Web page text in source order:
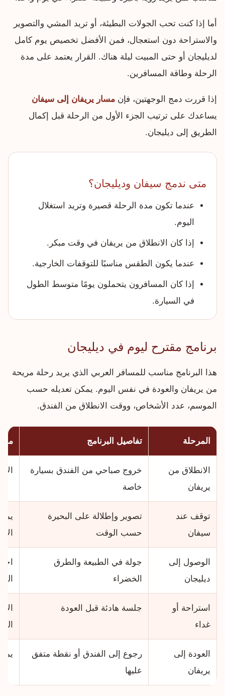
أما إذا كنت تحب الجولات البطيئة، أو تريد المشي والتصوير
والاستراحة دون استعجال، فمن الأفضل تخصيص يوم كامل
لديليجان أو حتى المبيت ليلة هناك. القرار يعتمد على مدة
الرحلة وطاقة المسافرين.
إذا قررت دمج الوجهتين، فإن مسار يريفان إلى سيفان
يساعدك على ترتيب الجزء الأول من الرحلة قبل إكمال
الطريق إلى ديليجان.
متى ندمج سيفان وديليجان؟
عندما تكون مدة الرحلة قصيرة وتريد استغلال
اليوم.
إذا كان الانطلاق من يريفان في وقت مبكر.
عندما يكون الطقس مناسبًا للتوقفات الخارجية.
إذا كان المسافرون يتحملون يومًا متوسط الطول
في السيارة.
برنامج مقترح ليوم في ديليجان
هذا البرنامج مناسب للمسافر العربي الذي يريد رحلة مريحة
من يريفان والعودة في نفس اليوم. يمكن تعديله حسب
الموسم، عدد الأشخاص، ووقت الانطلاق من الفندق.
المرحلة تفاصيل البرنامج
الانطلاق من
يريفان
خروج صباحي من الفندق بسيارة
خاصة
توقف عند
سيفان
تصوير وإطلالة على البحيرة
حسب الوقت
الوصول إلى
ديليجان
جولة في الطبيعة والطرق
الخضراء
استراحة أو
غداء
جلسة هادئة قبل العودة
العودة إلى
يريفان
رجوع إلى الفندق أو نقطة متفق
عليها